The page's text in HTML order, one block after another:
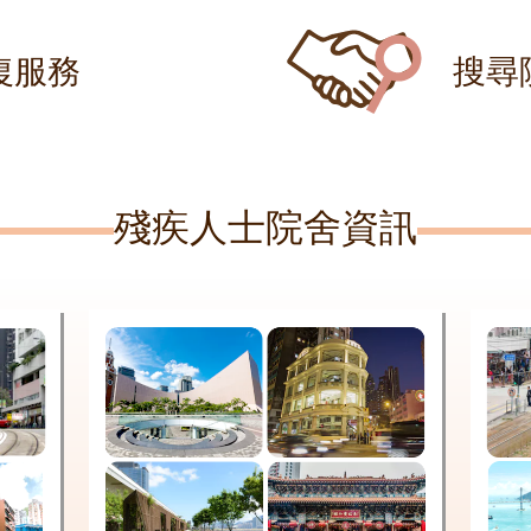
服務 搜尋
殘疾人士院舍資訊